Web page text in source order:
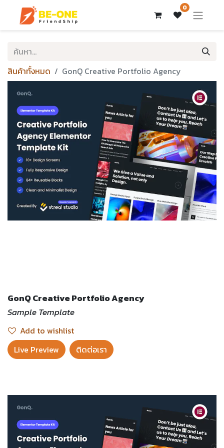
0
สินค้าทั้งหมด GonQ Creative Portfolio Agency
GonQ Creative Portfolio Agency
Sample Template
Add to wishlist
Live Preview​
ติดต่อเรา